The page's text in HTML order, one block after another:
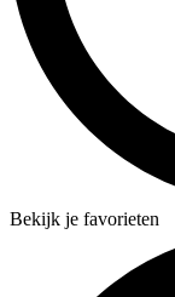
Bekijk je favorieten